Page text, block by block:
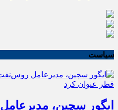
سیاست
ایگور سچین،